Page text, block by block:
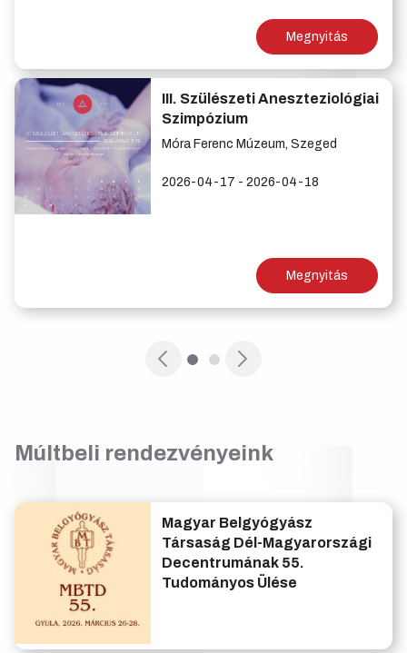
Megnyitás
III. Szülészeti Aneszteziológiai
Szimpózium
Móra Ferenc Múzeum, Szeged
2026-04-17 - 2026-04-18
Megnyitás
Múltbeli rendezvényeink
Magyar Belgyógyász
Társaság Dél-Magyarországi
Decentrumának 55.
Tudományos Ülése